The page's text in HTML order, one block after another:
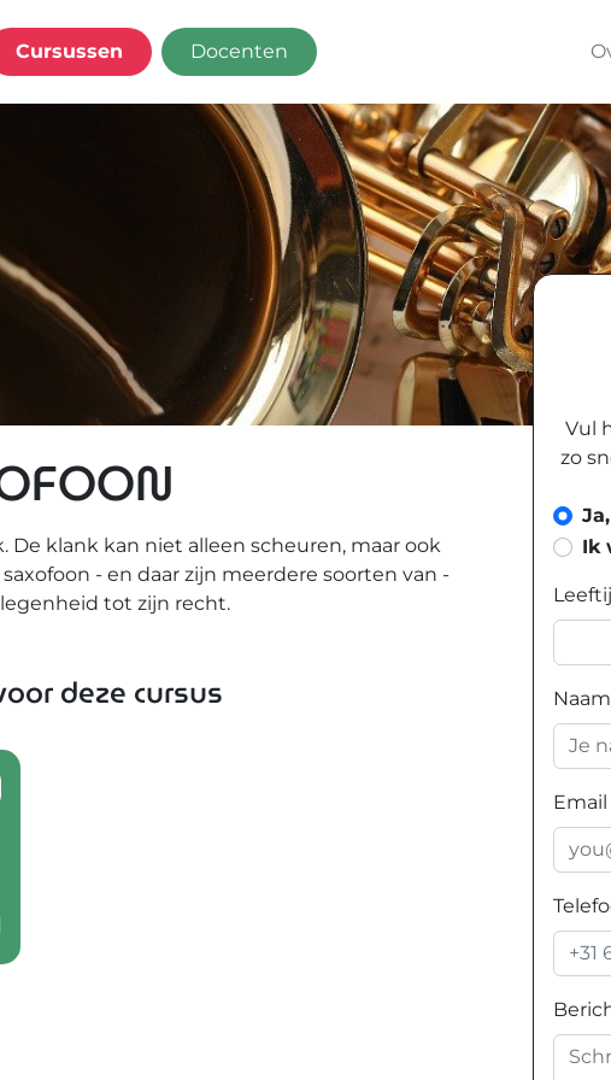
Cursussen
Docenten
klank kan niet alleen scheuren, maar ook
- en daar zijn meerdere soorten van -
tot zijn recht.
deze cursus
Vul
zo
Ik